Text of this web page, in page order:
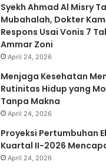
Syekh Ahmad Al Misry
Mubahalah, Dokter
Respons Usai Vonis 7
Ammar Zoni
April 24, 2026
Menjaga Kesehatan
Rutinitas Hidup yang
Tanpa Makna
April 24, 2026
Proyeksi Pertumbuhan
Kuartal II-2026
April 24, 2026